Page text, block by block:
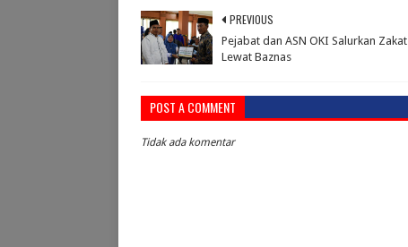
PREVIOUS
Pejabat dan ASN OKI Salurkan Zakat
Lewat Baznas
POST A COMMENT
Tidak ada komentar